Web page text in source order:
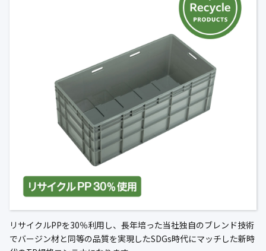
イラン情勢まとめ
🇺🇸🇰🇷🇹🇼
リサイクルPPを30％利用し、長年培った当社独自のブレンド技術
でバージン材と同等の品質を実現したSDGs時代にマッチした新時